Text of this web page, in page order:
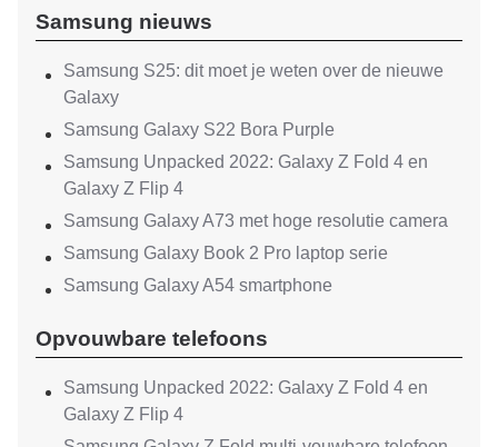
Samsung nieuws
Samsung S25: dit moet je weten over de nieuwe
Galaxy
Samsung Galaxy S22 Bora Purple
Samsung Unpacked 2022: Galaxy Z Fold 4 en
Galaxy Z Flip 4
Samsung Galaxy A73 met hoge resolutie camera
Samsung Galaxy Book 2 Pro laptop serie
Samsung Galaxy A54 smartphone
Opvouwbare telefoons
Samsung Unpacked 2022: Galaxy Z Fold 4 en
Galaxy Z Flip 4